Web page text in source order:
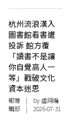
杭州流浪漢入
圖書館看書遭
投訴 館方覆
「讀書不是讓
你自覺高人一
等」戳破文化
資本迷思
報導 | by 虛詞編
輯部 | 2026-07-31